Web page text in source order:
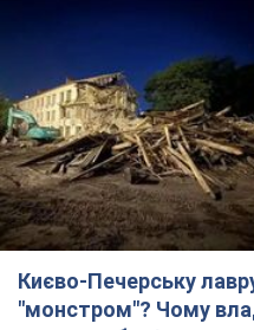
Києво-Печерську
"монстром"? Чому
зупиняти
"московського
Яка реакція Кличка на
5 часов назад 54,0 т.
Армія РФ знищила
Schubert у Житомирі.
Коли поновить роботу